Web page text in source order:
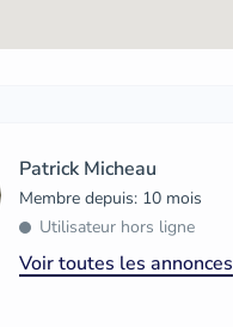
Patrick Micheau
Membre depuis: 10 mois
Utilisateur hors ligne
Voir toutes les annonces